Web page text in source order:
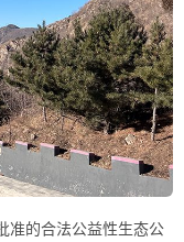
准的合法公益性生态公